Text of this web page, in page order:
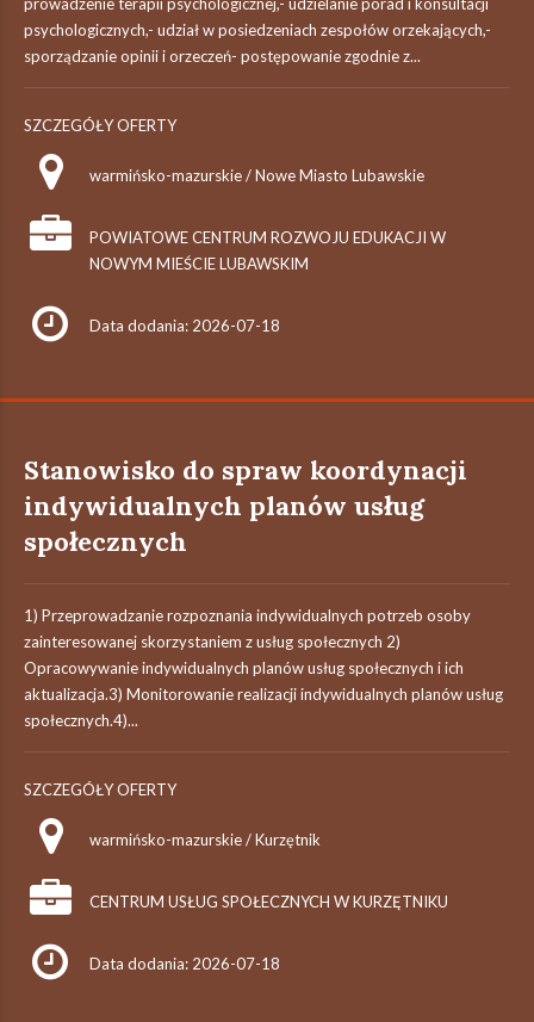
psychologicznych,- udział w posiedzeniach zespołów orzekających,-
sporządzanie opinii i orzeczeń- postępowanie zgodnie z...
SZCZEGÓŁY OFERTY
warmińsko-mazurskie / Nowe Miasto Lubawskie
POWIATOWE CENTRUM ROZWOJU EDUKACJI W
NOWYM MIEŚCIE LUBAWSKIM
Data dodania: 2026-07-18
Stanowisko do spraw koordynacji
indywidualnych planów usług
społecznych
1) Przeprowadzanie rozpoznania indywidualnych potrzeb osoby
zainteresowanej skorzystaniem z usług społecznych 2)
Opracowywanie indywidualnych planów usług społecznych i ich
aktualizacja.3) Monitorowanie realizacji indywidualnych planów usług
społecznych.4)...
SZCZEGÓŁY OFERTY
warmińsko-mazurskie / Kurzętnik
CENTRUM USŁUG SPOŁECZNYCH W KURZĘTNIKU
Data dodania: 2026-07-18